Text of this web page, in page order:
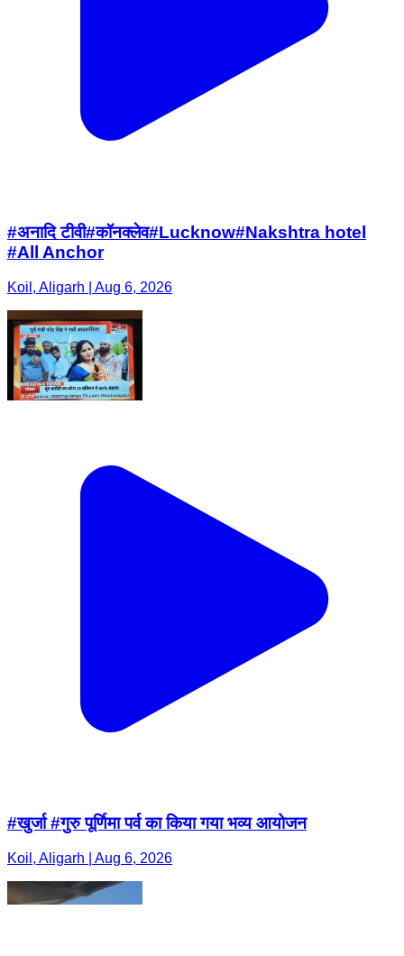
#अनादि टीवी#कॉनक्लेव#Lucknow#Nakshtra hotel
#All Anchor
Koil, Aligarh | Aug 6, 2026
#खुर्जा #गुरु पूर्णिमा पर्व का किया गया भव्य आयोजन
Koil, Aligarh | Aug 6, 2026